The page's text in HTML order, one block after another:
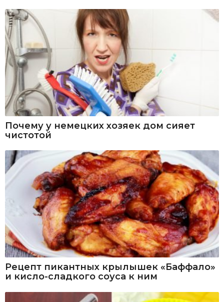
Почему у немецких хозяек дом сияет
чистотой
Рецепт пикантных крылышек «Баффало»
и кисло-сладкого соуса к ним